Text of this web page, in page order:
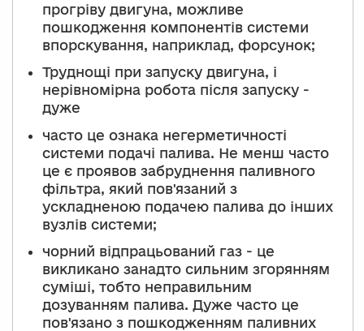
прогріву двигуна, можливе
пошкодження компонентів системи
впорскування, наприклад, форсунок;
Труднощі при запуску двигуна, і
нерівномірна робота після запуску -
дуже
часто це ознака негерметичності
системи подачі палива. Не менш часто
це є проявов забруднення паливного
фільтра, який пов'язаний з
ускладненою подачею палива до інших
вузлів системи;
чорний відпрацьований газ - це
викликано занадто сильним згорянням
суміші, тобто неправильним
дозуванням палива. Дуже часто це
пов'язано з пошкодженням паливних